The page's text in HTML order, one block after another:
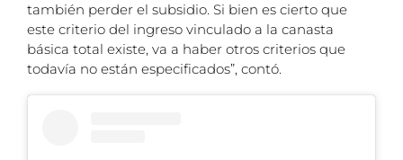
también perder el subsidio. Si bien es cierto que
este criterio del ingreso vinculado a la canasta
básica total existe, va a haber otros criterios que
todavía no están especificados”, contó.